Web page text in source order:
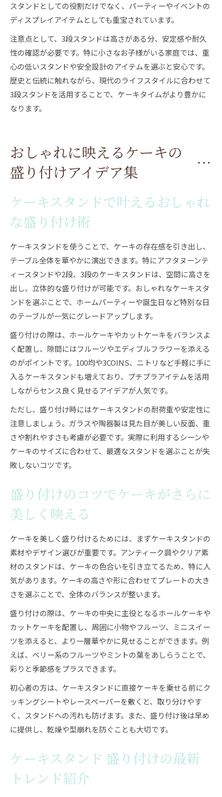
スタンドとしての役割だけでなく、パーティーやイベントの
ディスプレイアイテムとしても重宝されています。
注意点として、3段スタンドは高さがある分、安定感や耐久
性の確認が必要です。特に小さなお子様がいる家庭では、重
心の低いスタンドや安全設計のアイテムを選ぶと安心です。
歴史と伝統に触れながら、現代のライフスタイルに合わせて
3段スタンドを活用することで、ケーキタイムがより豊かに
なります。
おしゃれに映えるケーキの
盛り付けアイデア集
ケーキスタンドで叶えるおしゃれ
な盛り付け術
ケーキスタンドを使うことで、ケーキの存在感を引き出し、
テーブル全体を華やかに演出できます。特にアフタヌーンテ
ィースタンドや2段、3段のケーキスタンドは、空間に高さを
出し、立体的な盛り付けが可能です。おしゃれなケーキスタ
ンドを選ぶことで、ホームパーティーや誕生日など特別な日
のテーブルが一気にグレードアップします。
盛り付けの際は、ホールケーキやカットケーキをバランスよ
く配置し、隙間にはフルーツやエディブルフラワーを添える
のがポイントです。100均や3COINS、ニトリなど手軽に手に
入るケーキスタンドも増えており、プチプラアイテムを活用
しながらセンス良く見せるアイデアが人気です。
ただし、盛り付け時にはケーキスタンドの耐荷重や安定性に
注意しましょう。ガラスや陶器製は見た目が美しい反面、重
さや割れやすさも考慮が必要です。実際に利用するシーンや
ケーキのサイズに合わせて、最適なスタンドを選ぶことが失
敗しないコツです。
盛り付けのコツでケーキがさらに
美しく映える
ケーキを美しく盛り付けるためには、まずケーキスタンドの
素材やデザイン選びが重要です。アンティーク調やクリア素
材のスタンドは、ケーキの色合いを引き立てるため、特に人
気があります。ケーキの高さや形に合わせてプレートの大き
さを選ぶことで、全体のバランスが整います。
盛り付けの際は、ケーキの中央に主役となるホールケーキや
カットケーキを配置し、周囲に小物やフルーツ、ミニスイー
ツを添えると、より一層華やかに見せることができます。例
えば、ベリー系のフルーツやミントの葉をあしらうことで、
彩りと季節感をプラスできます。
初心者の方は、ケーキスタンドに直接ケーキを乗せる前にク
ッキングシートやレースペーパーを敷くと、取り分けやす
く、スタンドへの汚れも防げます。また、盛り付け後は早め
に提供し、乾燥や型崩れを防ぐことも大切です。
ケーキスタンド 盛り付けの最新
トレンド紹介